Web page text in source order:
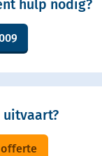
hulp nodig?
uitvaart?
offerte